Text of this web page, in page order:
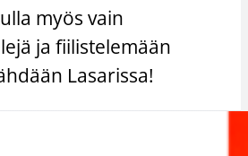
myös vain
ja fiilistelemään
Lasarissa!